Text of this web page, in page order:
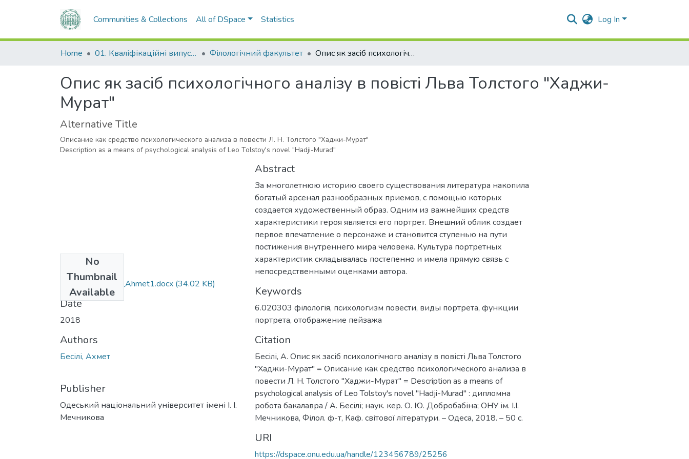
Communities & Collections All of DSpace Statistics Log In
Home 01. Кваліфікаційні випускні роботи здобувачів вищої освіти Філологічний факультет Опис як засіб психологічного аналізу в повісті Льва Толстого "Хаджи-Мурат"
Опис як засіб психологічного аналізу в повісті Льва Толстого "Хаджи-
Мурат"
Alternative Title
Описание как средство психологического анализа в повести Л. Н. Толстого "Хаджи-Мурат"
Description as a means of psychological analysis of Leo Tolstoy's novel "Hadji-Murad"
No
Thumbnail
Available
6.020303_Besili_Ahmet1.docx (34.02 KB)
Date
2018
Authors
Бесілі, Ахмет
Publisher
Одеський національний університет імені І. І.
Мечникова
Abstract
За многолетнюю историю своего существования литература накопила
богатый арсенал разнообразных приемов, с помощью которых
создается художественный образ. Одним из важнейших средств
характеристики героя является его портрет. Внешний облик создает
первое впечатление о персонаже и становится ступенью на пути
постижения внутреннего мира человека. Культура портретных
характеристик складывалась постепенно и имела прямую связь с
непосредственными оценками автора.
Keywords
6.020303 філологія, психологизм повести, виды портрета, функции
портрета, отображение пейзажа
Citation
Бесілі, А. Опис як засіб психологічного аналізу в повісті Льва Толстого
"Хаджи-Мурат" = Описание как средство психологического анализа в
повести Л. Н. Толстого "Хаджи-Мурат" = Description as a means of
psychological analysis of Leo Tolstoy's novel "Hadji-Murad" : дипломна
робота бакалавра / А. Бесілі; наук. кер. О. Ю. Добробабіна; ОНУ ім. І.І.
Мечникова, Філол. ф-т, Каф. світової літератури. – Одеса, 2018. – 50 с.
URI
https://dspace.onu.edu.ua/handle/123456789/25256